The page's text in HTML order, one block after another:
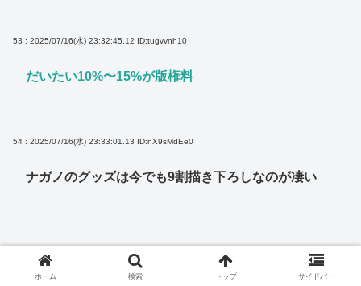
53 : 2025/07/16(水) 23:32:45.12 ID:tugvvnh10
だいたい10%〜15%が版権料
54 : 2025/07/16(水) 23:33:01.13 ID:nX9sMdEe0
ナガノのグッズは今でも9割描き下ろしなのが凄い
なんG
ホーム 検索 トップ サイドバー